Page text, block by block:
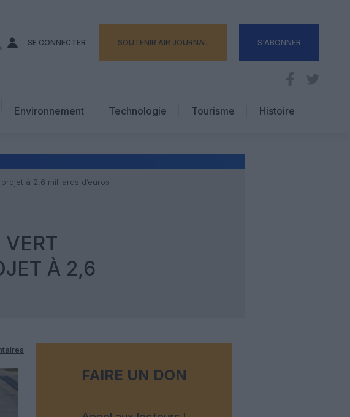
SE CONNECTER SOUTENIR AIR JOURNAL S'ABONNER
Environnement Technologie
Tourisme
Hôtellerie
Histoire
à 2,6 milliards d’euros
À 2,6
FAIRE UN DON